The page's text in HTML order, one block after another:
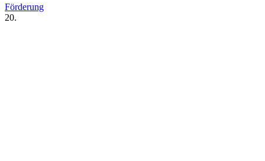
Förderung
20.